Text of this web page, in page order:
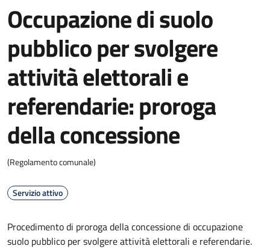
Occupazione di suolo
pubblico per svolgere
attività elettorali e
referendarie: proroga
della concessione
(Regolamento comunale)
Servizio attivo
Procedimento di proroga della concessione di occupazione
suolo pubblico per svolgere attività elettorali e referendarie.